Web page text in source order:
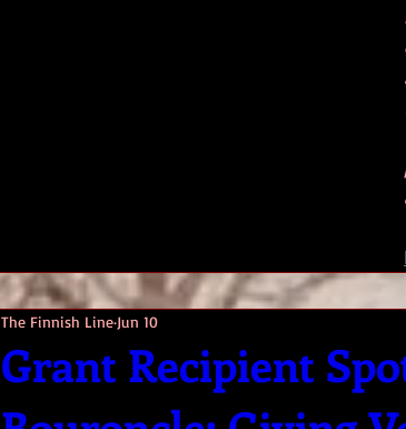
Grant Recipient
The Finnish Line Jun 10